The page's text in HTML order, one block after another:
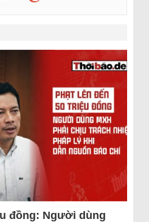
đồng: Người dùng